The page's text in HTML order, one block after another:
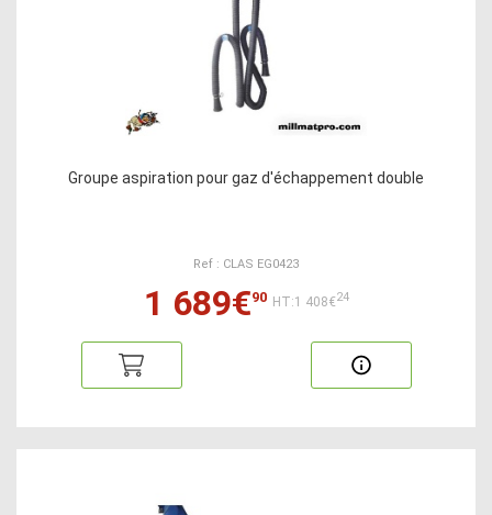
Groupe aspiration pour gaz d'échappement double
Ref : CLAS EG0423
1 689€90 HT:1 408€24